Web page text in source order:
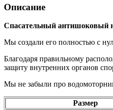
Описание
Спасательный антишоковый
Мы создали его полностью с
Благодаря правильному
защиту внутренних органов
Мы не забыли про
Размер